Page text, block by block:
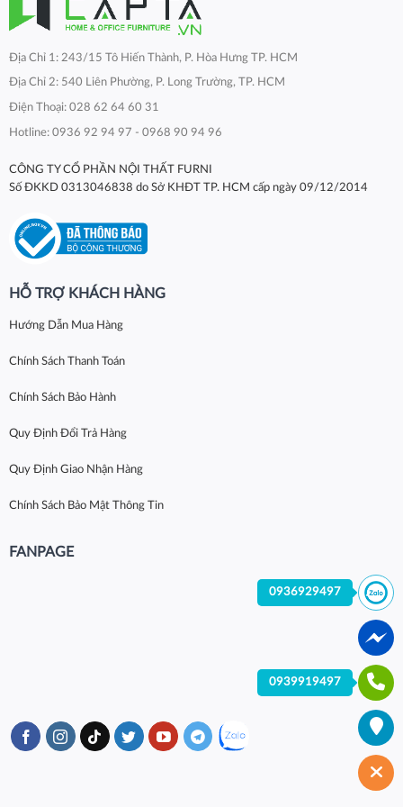
Địa Chỉ 1: 243/15 Tô Hiến Thành, P. Hòa Hưng TP. HCM
Địa Chỉ 2: 540 Liên Phường, P. Long Trường, TP. HCM
Điện Thoại: 028 62 64 60 31
Hotline: 0936 92 94 97 - 0968 90 94 96
CÔNG TY CỔ PHẦN NỘI THẤT FURNI
Số ĐKKD 0313046838 do Sở KHĐT TP. HCM cấp ngày 09/12/2014
HỖ TRỢ KHÁCH HÀNG
Hướng Dẫn Mua Hàng
Chính Sách Thanh Toán
Chính Sách Bảo Hành
Quy Định Đổi Trả Hàng
Quy Định Giao Nhận Hàng
Chính Sách Bảo Mật Thông Tin
FANPAGE
0936929497
0939919497